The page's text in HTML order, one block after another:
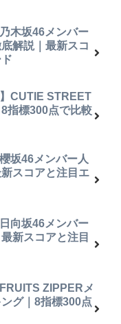
木坂46メンバー
解説｜最新スコ
CUTIE STREET
指標300点で比較
坂46メンバー人
スコアと注目エ
向坂46メンバー
新スコアと注目
ZIPPERメ
グ｜8指標300点